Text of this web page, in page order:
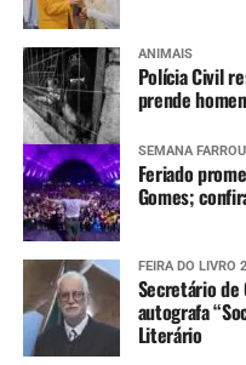
ANIMAIS
Polícia Civil
prende
SEMANA
Feriado
Gomes;
FEIRA DO LIVRO
Secretário de
autografa
Literário